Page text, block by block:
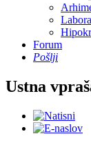
Forum
Pošlji
Ustna